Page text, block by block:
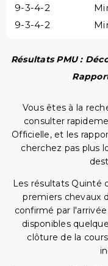
9-3-4-2
9-3-4-2
Résultats PMU :
Vous êtes à la
consulter
Officielle, et les
cherchez pas plus
Les résultats Quinté
premiers chevaux
confirmé par
disponibles
clôture de la